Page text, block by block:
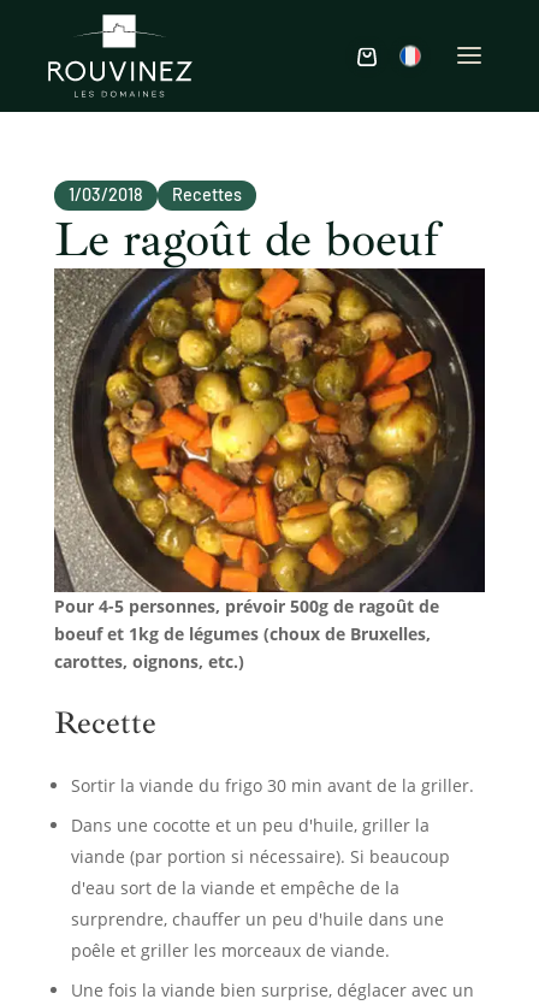
Le ragoût de boeuf
1/03/2018 Recettes
Pour 4-5 personnes, prévoir 500g de ragoût de
boeuf et 1kg de légumes (choux de Bruxelles,
carottes, oignons, etc.)
Recette
Sortir la viande du frigo 30 min avant de la griller.
Dans une cocotte et un peu d'huile, griller la
viande (par portion si nécessaire). Si beaucoup
d'eau sort de la viande et empêche de la
surprendre, chauffer un peu d'huile dans une
poêle et griller les morceaux de viande.
Une fois la viande bien surprise, déglacer avec un